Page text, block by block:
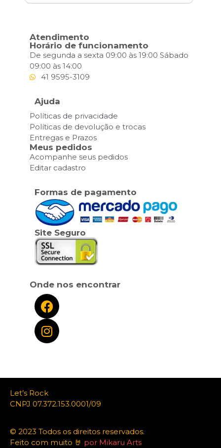
Atendimento
Horário de funcionamento
De segunda a sexta 09:00 às 19:00 Sábado
09:00 às 14:00
41 9595-3109
Ajuda
Políticas de privacidade
Políticas de devolução e trocas
Entregas e Prazos
Meus pedidos
Acompanhe seus pedidos
Editar cadastro
Formas de pagamento
Site Seguro
Onde nos encontrar
Let’s Rock
CNPJ 07.372.153.0001/09
© 2023 Todos os direitos reservados.
Feito com muito 🤘 por Mikaru Arts